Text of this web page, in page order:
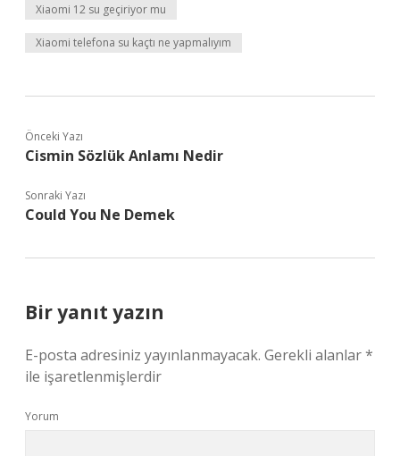
Xiaomi 12 su geçiriyor mu
Xiaomi telefona su kaçtı ne yapmalıyım
Önceki Yazı
Cismin Sözlük Anlamı Nedir
Sonraki Yazı
Could You Ne Demek
Bir yanıt yazın
E-posta adresiniz yayınlanmayacak. Gerekli alanlar*
ile işaretlenmişlerdir
Yorum